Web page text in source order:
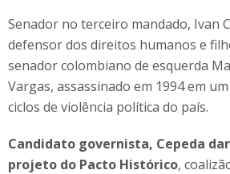
Senador no terceiro mandado, Ivan
defensor dos direitos humanos e
senador colombiano de esquerda
Vargas, assassinado em 1994 em
ciclos de violência política do país.
Candidato governista, Cepeda
projeto do Pacto Histórico,